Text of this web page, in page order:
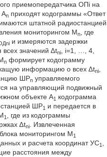
приемопередатчика ОПi на
Аnприходят кодограммы «Ответ
штатной радиостанцией
мониторингом Мn, где
и измеряются задержки
значений ∆tni, i=1, …, 4,
nформирует кодограмму
информацию о всех ∆tni,
ШРnуправляемого
на управляющий подвижный
объекте А1 кодограмма
ШР1 и передается в
1
, где из кодограммы
∆tni. Извлеченная
мониторингом М1
и расчета координат УС1
расстояния между